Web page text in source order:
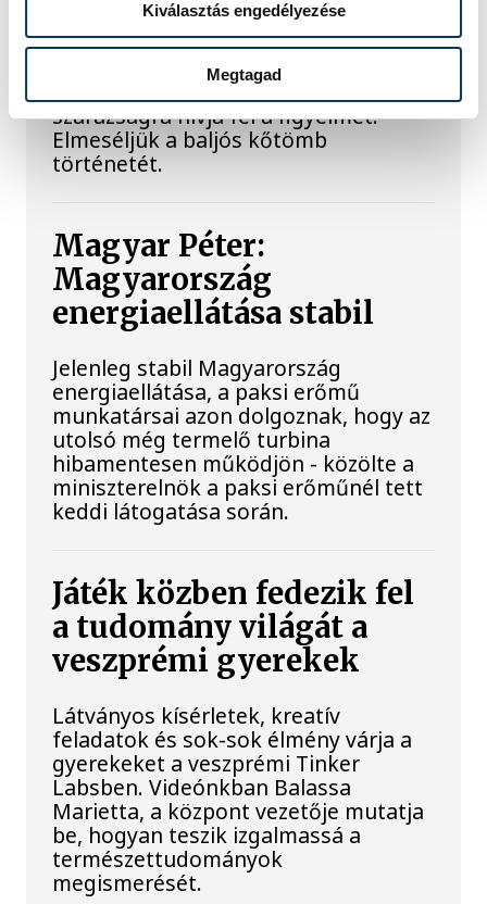
Kiválasztás engedélyezése
Megtagad
Újra kilátszik a Dunából az aszály
hírnöke! Régen a felbukkanása egyet
jelentett az éhínséggel, ma pedig a
klímaváltozás okozta extrém
szárazságra hívja fel a figyelmet.
Elmeséljük a baljós kőtömb
történetét.
Magyar Péter:
Magyarország
energiaellátása stabil
Jelenleg stabil Magyarország
energiaellátása, a paksi erőmű
munkatársai azon dolgoznak, hogy az
utolsó még termelő turbina
hibamentesen működjön - közölte a
miniszterelnök a paksi erőműnél tett
keddi látogatása során.
Játék közben fedezik fel
a tudomány világát a
veszprémi gyerekek
Látványos kísérletek, kreatív
feladatok és sok-sok élmény várja a
gyerekeket a veszprémi Tinker
Labsben. Videónkban Balassa
Marietta, a központ vezetője mutatja
be, hogyan teszik izgalmassá a
természettudományok
megismerését.